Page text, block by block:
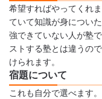
希望すればやってくれ
ていて知識が身につい
強できていない人が塾
ストする塾とは違うの
けられます。
宿題について
これも自分で選べます